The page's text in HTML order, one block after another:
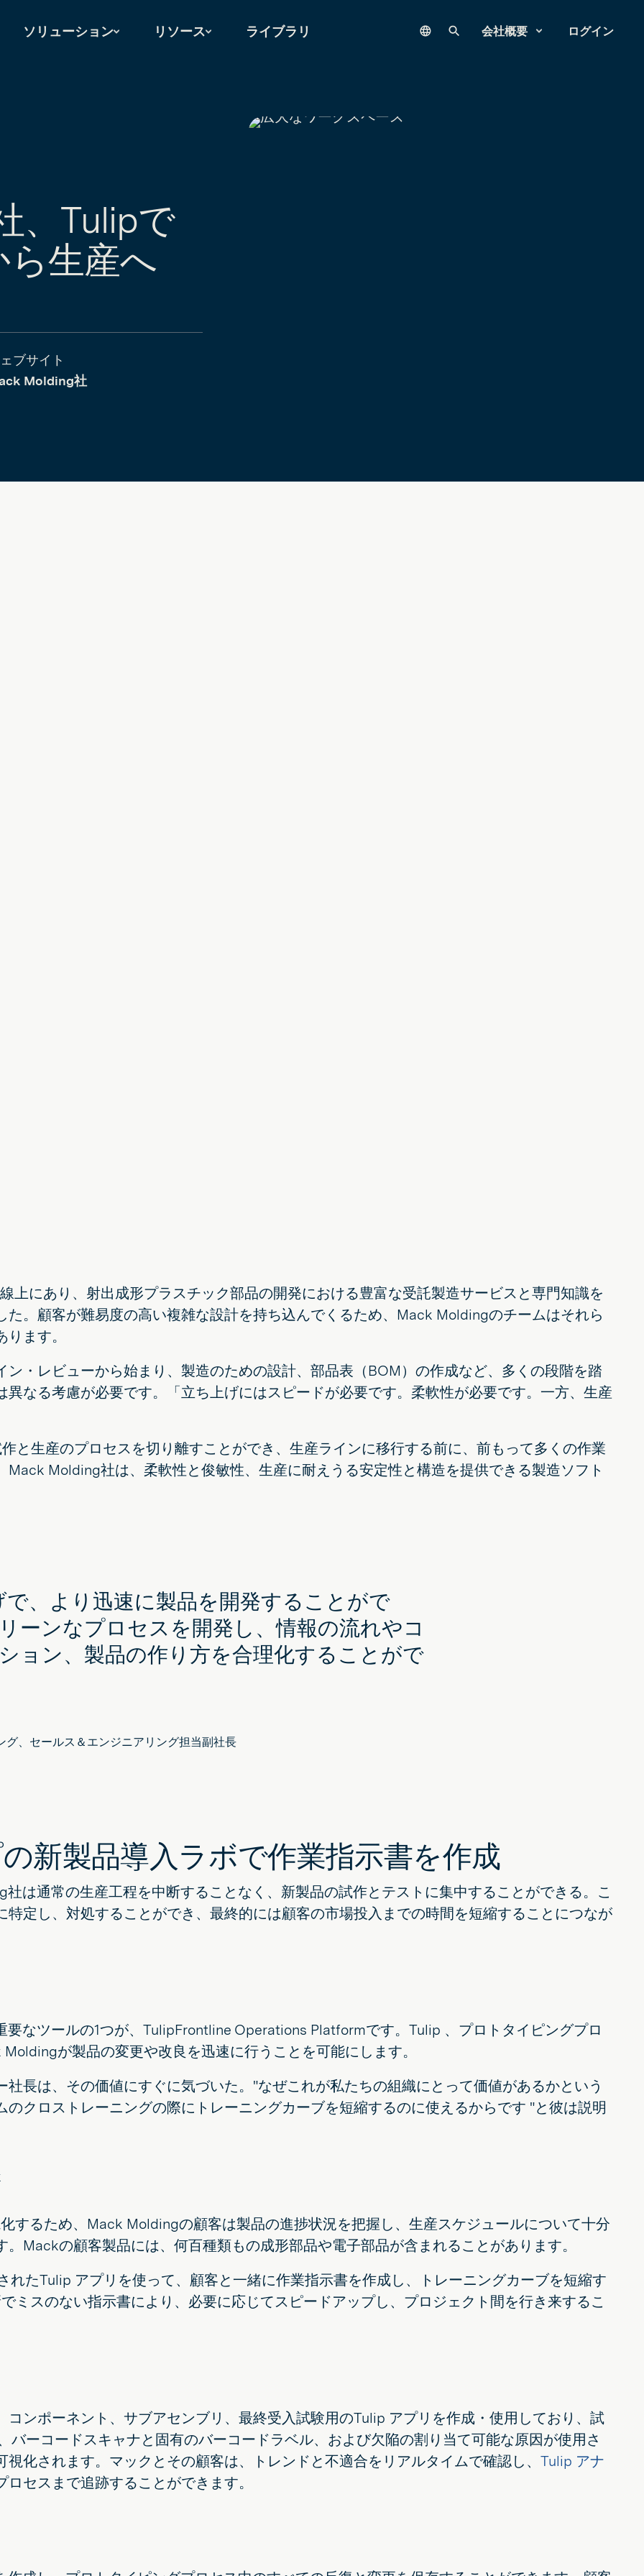
ソリューション リソース ライブラリ Languageサイト内検索
会社概要 ログイン
、Tulipで
生産へ
ブサイト
Molding社
上にあり、射出成形プラスチック部品の開発における豊富な受託製造サービスと専門知識を
。顧客が難易度の高い複雑な設計を持ち込んでくるため、Mack Moldingのチームはそれら
ます。
・レビューから始まり、製造のための設計、部品表（BOM）の作成など、多くの段階を踏
なる考慮が必要です。「立ち上げにはスピードが必要です。柔軟性が必要です。一方、生産
と生産のプロセスを切り離すことができ、生産ラインに移行する前に、前もって多くの作業
Molding社は、柔軟性と俊敏性、生産に耐えうる安定性と構造を提供できる製造ソフト
で、より迅速に製品を開発することがで
ーンなプロセスを開発し、情報の流れやコ
ョン、製品の作り方を合理化することがで
グ、セールス＆エンジニアリング担当副社長
新製品導入ラボで作業指示書を作成
は通常の生産工程を中断することなく、新製品の試作とテストに集中することができる。こ
定し、対処することができ、最終的には顧客の市場投入までの時間を短縮することにつなが
なツールの1つが、TulipFrontline Operations Platformです。Tulip 、プロトタイピングプロ
が製品の変更や改良を迅速に行うことを可能にします。
長は、その価値にすぐに気づいた。"なぜこれが私たちの組織にとって価値があるかという
クロストレーニングの際にトレーニングカーブを短縮するのに使えるからです "と彼は説明
するため、Mack Moldingの顧客は製品の進捗状況を把握し、生産スケジュールについて十分
Mackの顧客製品には、何百種類もの成形部品や電子部品が含まれることがあります。
たTulip アプリを使って、顧客と一緒に作業指示書を作成し、トレーニングカーブを短縮す
ミスのない指示書により、必要に応じてスピードアップし、プロジェクト間を行き来するこ
ンポーネント、サブアセンブリ、最終受入試験用のTulip アプリを作成・使用しており、試
ーコードスキャナと固有のバーコードラベル、および欠陥の割り当て可能な原因が使用さ
化されます。マックとその顧客は、トレンドと不適合をリアルタイムで確認し、 Tulip アナ
セスまで追跡することができます。